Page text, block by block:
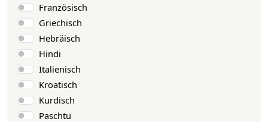
Französisch
Griechisch
Hebräisch
Hindi
Italienisch
Kroatisch
Kurdisch
Paschtu